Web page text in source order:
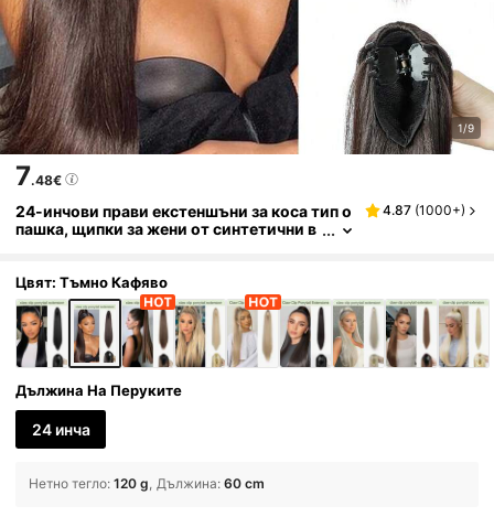
1/9
7.48€
24-инчови прави екстеншъни за коса тип о
пашка, щипки за жени от синтетични в
4.87 (1000+)
Цвят: Тъмно Кафяво
Дължина На Перуките
24 инча
Нетно тегло: 120 g Дължина: 60 cm